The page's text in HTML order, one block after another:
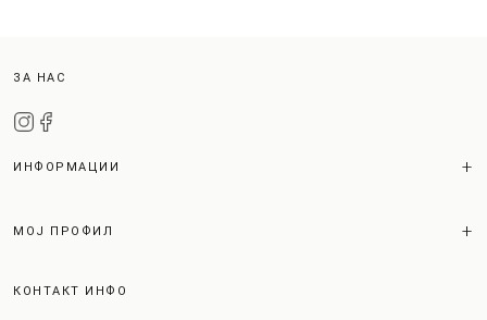
ЗА НАС
ИНФОРМАЦИИ
МОЈ ПРОФИЛ
КОНТАКТ ИНФО